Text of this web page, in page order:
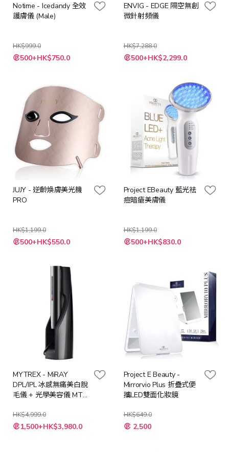
Notime - Icedandy 全效
護膚儀 (Male)
HK$999.0
特
殊 500+HK$750.0
ENVIG - EDGE 隔空無創
微針射頻儀
HK$7,288.0
特
殊 500+HK$2,299.0
JUJY - 逆齡煥膚美光機
PRO
HK$1,199.0
特
殊 500+HK$550.0
Project EBeauty 藍光祛
痘暗瘡美膚儀
HK$1,199.0
特
殊 500+HK$830.0
MYTREX - MiRAY
DPL/IPL 冰感無痛美白脫
毛儀 + 光學美容儀​ MT-
HK$4,999.0
特
殊 1,500+HK$3,980.0
Project E Beauty -
Mirrorvio Plus 折疊式便
攜LED雙面化妝鏡
HK$649.0
特
殊 2,500